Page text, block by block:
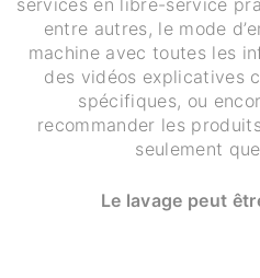
services en libre-service
entre autres, le mode
machine avec toutes les
des vidéos explicatives
spécifiques, ou
recommander les
seulement
Le lavage peut